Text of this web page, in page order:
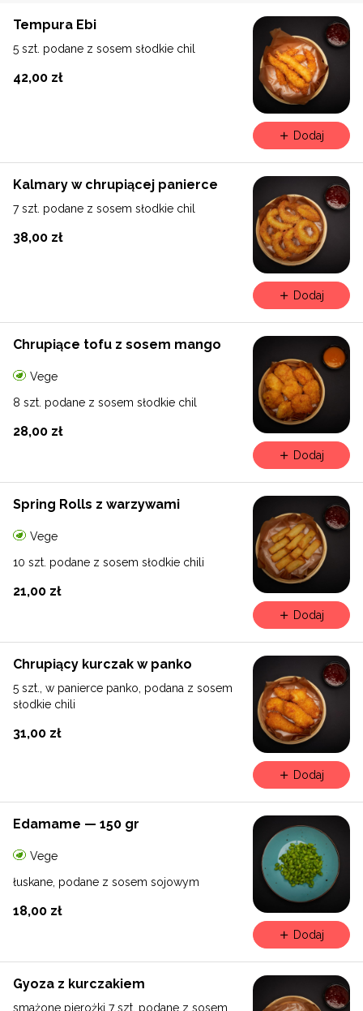
Tempura Ebi
5 szt. podane z sosem słodkie chil
42,00 zł
Dodaj
Kalmary w chrupiącej panierce
7 szt. podane z sosem słodkie chil
38,00 zł
Dodaj
Chrupiące tofu z sosem mango
Vege
8 szt. podane z sosem słodkie chil
28,00 zł
Dodaj
Spring Rolls z warzywami
Vege
10 szt. podane z sosem słodkie chili
21,00 zł
Dodaj
Chrupiący kurczak w panko
5 szt., w panierce panko, podana z sosem
słodkie chili
31,00 zł
Dodaj
Edamame — 150 gr
Vege
łuskane, podane z sosem sojowym
18,00 zł
Dodaj
Gyoza z kurczakiem
smażone pierożki 7 szt. podane z sosem